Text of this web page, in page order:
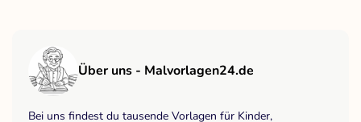
Über uns - Malvorlagen24.de
Bei uns findest du tausende Vorlagen für Kinder,